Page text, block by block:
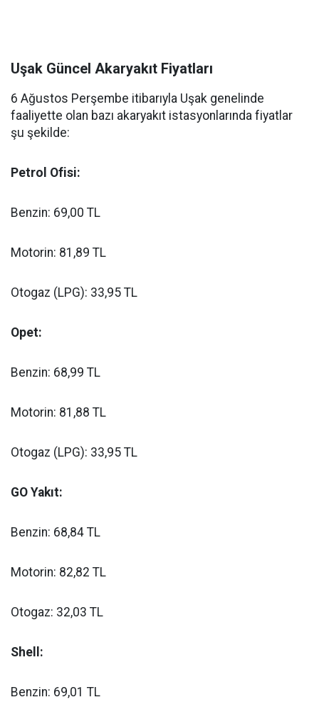
Uşak Güncel Akaryakıt Fiyatları
6 Ağustos Perşembe itibarıyla Uşak genelinde
faaliyette olan bazı akaryakıt istasyonlarında fiyatlar
şu şekilde:
Petrol Ofisi:
Benzin: 69,00 TL
Motorin: 81,89 TL
Otogaz (LPG): 33,95 TL
Opet:
Benzin: 68,99 TL
Motorin: 81,88 TL
Otogaz (LPG): 33,95 TL
GO Yakıt:
Benzin: 68,84 TL
Motorin: 82,82 TL
Otogaz: 32,03 TL
Shell:
Benzin: 69,01 TL